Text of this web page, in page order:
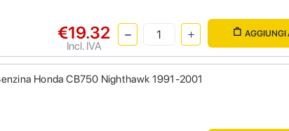
€19.32
Incl. IVA
AGGIUNGI
Honda CB750 Nighthawk 1991-2001